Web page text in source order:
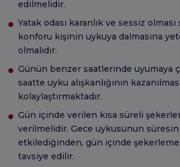
edilmelidir.
Yatak odası karanlık ve sessiz
konforu kişinin uykuya dalmasına
olmalıdır.
Günün benzer saatlerinde uyumaya
saatte uyku alışkanlığının
kolaylaştırmaktadır.
Gün içinde verilen kısa süreli
verilmelidir. Gece uykusunun
etkilediğinden, gün içinde şekerleme
tavsiye edilir.